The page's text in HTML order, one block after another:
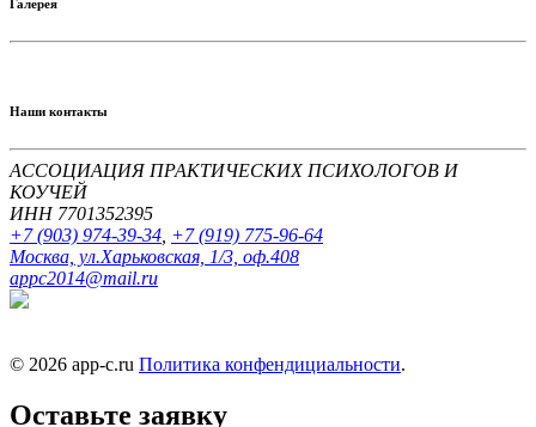
Галерея
Наши контакты
АССОЦИАЦИЯ ПРАКТИЧЕСКИХ ПСИХОЛОГОВ И
КОУЧЕЙ
ИНН 7701352395
+7 (903) 974-39-34 +7 (919) 775-96-64
Москва, ул.Харьковская, 1/3, оф.408
appc2014@mail.ru
© 2026 app-c.ru Политика конфендициальности.
Оставьте заявку